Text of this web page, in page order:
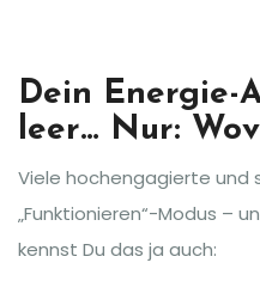
Dein Energie-
leer… Nur:
Viele hochengagierte und
„Funktionieren“-Modus –
kennst Du das ja auch: